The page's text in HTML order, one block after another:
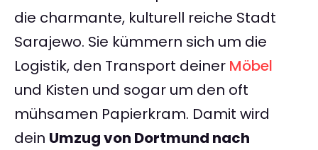
die charmante, kulturell reiche Stadt
Sarajewo. Sie kümmern sich um die
Logistik, den Transport deiner Möbel
und Kisten und sogar um den oft
mühsamen Papierkram. Damit wird
dein Umzug von Dortmund nach